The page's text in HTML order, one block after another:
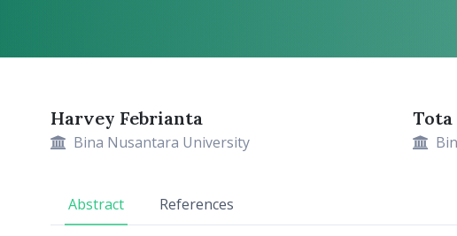
Article Details
Main Article Content
Harvey Febrianta
Bina Nusantara University
Tota
Abstract References